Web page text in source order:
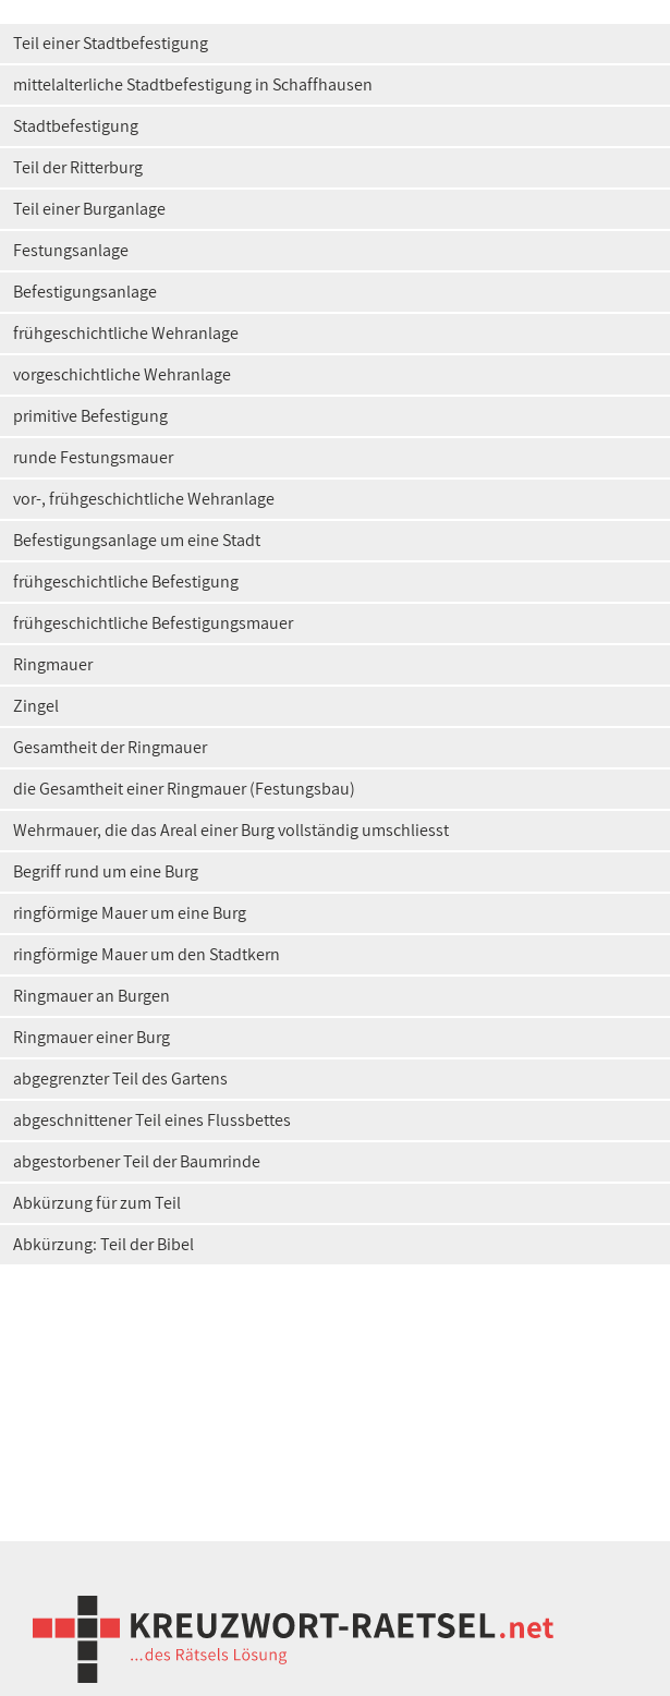
Teil einer Stadtbefestigung
mittelalterliche Stadtbefestigung in Schaffhausen
Stadtbefestigung
Teil der Ritterburg
Teil einer Burganlage
Festungsanlage
Befestigungsanlage
frühgeschichtliche Wehranlage
vorgeschichtliche Wehranlage
primitive Befestigung
runde Festungsmauer
vor-, frühgeschichtliche Wehranlage
Befestigungsanlage um eine Stadt
frühgeschichtliche Befestigung
frühgeschichtliche Befestigungsmauer
Ringmauer
Zingel
Gesamtheit der Ringmauer
die Gesamtheit einer Ringmauer (Festungsbau)
Wehrmauer, die das Areal einer Burg vollständig umschliesst
Begriff rund um eine Burg
ringförmige Mauer um eine Burg
ringförmige Mauer um den Stadtkern
Ringmauer an Burgen
Ringmauer einer Burg
abgegrenzter Teil des Gartens
abgeschnittener Teil eines Flussbettes
abgestorbener Teil der Baumrinde
Abkürzung für zum Teil
Abkürzung: Teil der Bibel